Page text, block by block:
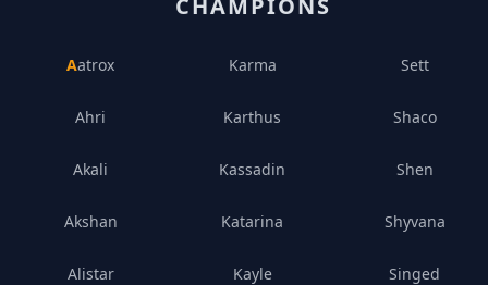
CHAMPIONS
Aatrox
Ahri
Akali
Akshan
Alistar
Karma
Karthus
Kassadin
Katarina
Kayle
Sett
Shaco
Shen
Shyvana
Singed